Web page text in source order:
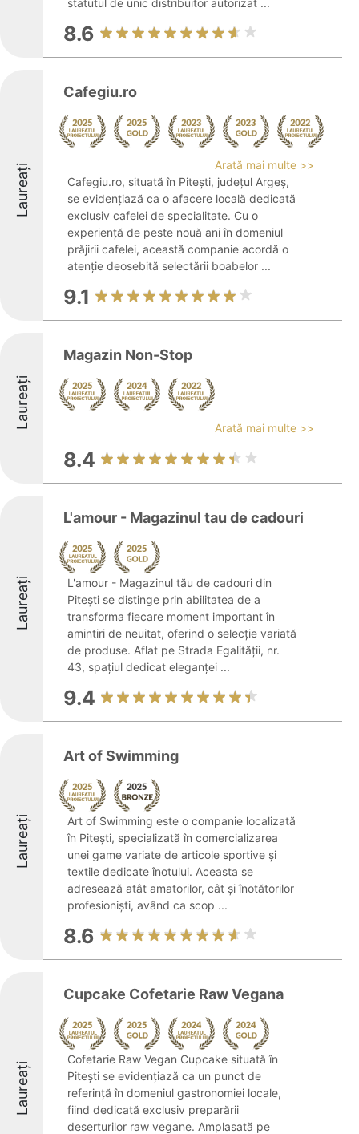
statutul de unic distribuitor autorizat ...
8.6
Laureați
Cafegiu.ro
Arată mai multe >>
Cafegiu.ro, situată în Pitești, județul Argeș,
se evidențiază ca o afacere locală dedicată
exclusiv cafelei de specialitate. Cu o
experiență de peste nouă ani în domeniul
prăjirii cafelei, această companie acordă o
atenție deosebită selectării boabelor ...
9.1
Laureați
Magazin Non-Stop
Arată mai multe >>
8.4
Laureați
L'amour - Magazinul tau de cadouri
L'amour - Magazinul tău de cadouri din
Pitești se distinge prin abilitatea de a
transforma fiecare moment important în
amintiri de neuitat, oferind o selecție variată
de produse. Aflat pe Strada Egalității, nr.
43, spațiul dedicat eleganței ...
9.4
Laureați
Art of Swimming
Art of Swimming este o companie localizată
în Pitești, specializată în comercializarea
unei game variate de articole sportive și
textile dedicate înotului. Aceasta se
adresează atât amatorilor, cât și înotătorilor
profesioniști, având ca scop ...
8.6
Laureați
Cupcake Cofetarie Raw Vegana
Cofetarie Raw Vegan Cupcake situată în
Pitești se evidențiază ca un punct de
referință în domeniul gastronomiei locale,
fiind dedicată exclusiv preparării
deserturilor raw vegane. Amplasată pe